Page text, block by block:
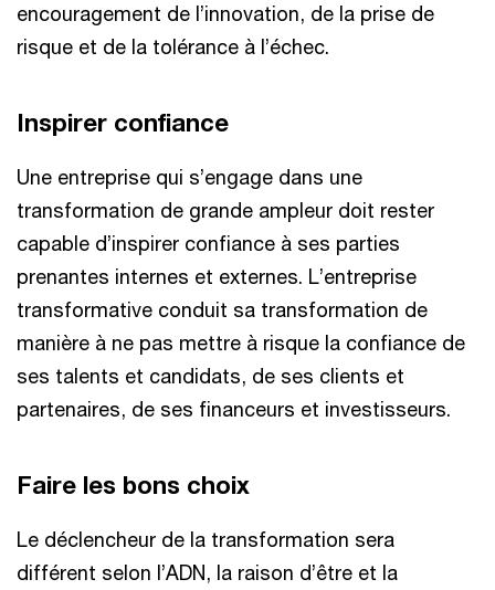
encouragement de l’innovation, de la prise de
risque et de la tolérance à l’échec.
Inspirer confiance
Une entreprise qui s’engage dans une
transformation de grande ampleur doit rester
capable d’inspirer confiance à ses parties
prenantes internes et externes. L’entreprise
transformative conduit sa transformation de
manière à ne pas mettre à risque la confiance de
ses talents et candidats, de ses clients et
partenaires, de ses financeurs et investisseurs.
Faire les bons choix
Le déclencheur de la transformation sera
différent selon l’ADN, la raison d’être et la